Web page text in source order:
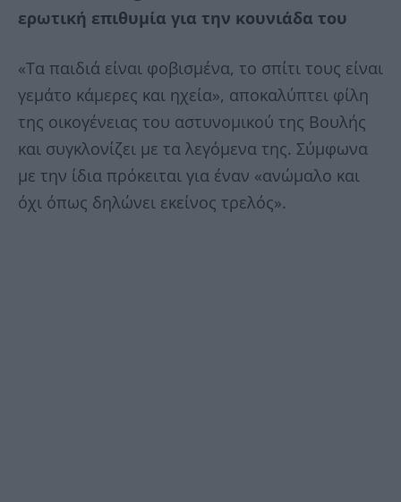
ερωτική επιθυμία για την κουνιάδα του
«Τα παιδιά είναι φοβισμένα, το σπίτι τους είναι
γεμάτο κάμερες και ηχεία», αποκαλύπτει φίλη
της οικογένειας του αστυνομικού της Βουλής
και συγκλονίζει με τα λεγόμενα της. Σύμφωνα
με την ίδια πρόκειται για έναν «ανώμαλο και
όχι όπως δηλώνει εκείνος τρελός».